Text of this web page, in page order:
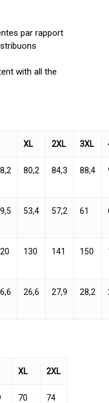
par rapport
with all the
XL 2XL 3XL
80,2 84,3 88,4
53,4 57,2 61
130 141 150
26,6 27,9 28,2
XL 2XL
70 74